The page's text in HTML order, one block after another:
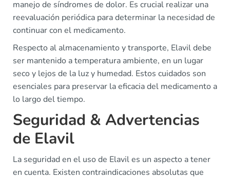
manejo de síndromes de dolor. Es crucial realizar una
reevaluación periódica para determinar la necesidad de
continuar con el medicamento.
Respecto al almacenamiento y transporte, Elavil debe
ser mantenido a temperatura ambiente, en un lugar
seco y lejos de la luz y humedad. Estos cuidados son
esenciales para preservar la eficacia del medicamento a
lo largo del tiempo.
Seguridad & Advertencias
de Elavil
La seguridad en el uso de Elavil es un aspecto a tener
en cuenta. Existen contraindicaciones absolutas que